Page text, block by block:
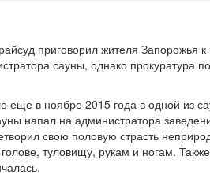
приговорил жителя Запорожья
сауны, однако прокуратура
еще в ноябре 2015 года в одной из
напал на администратора
свою половую страсть
туловищу, рукам и ногам.